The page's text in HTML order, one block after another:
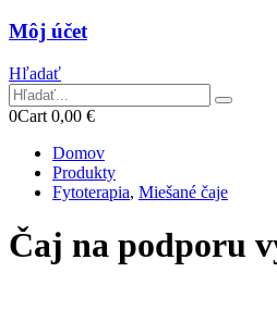
Môj účet
Hľadať
0Cart 0,00 €
Domov
Produkty
Fytoterapia, Miešané čaje
Čaj na podporu